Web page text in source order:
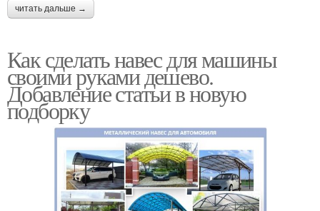
читать дальше →
Как сделать навес для машины
своими руками дешево.
Добавление статьи в новую
подборку